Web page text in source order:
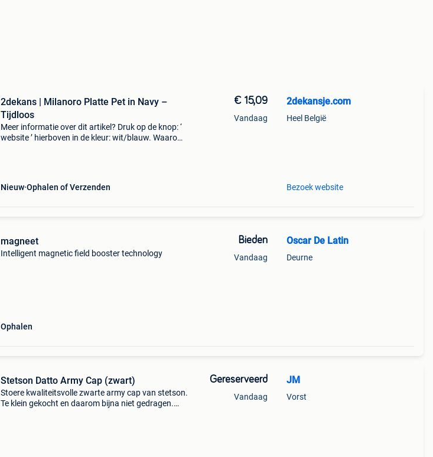
2dekans | Milanoro Platte Pet in Navy –
Tijdloos
Meer informatie over dit artikel? Druk op de knop: ‘
website ’ hierboven in de kleur: wit/blauw. Waarom
Nieuw Ophalen of Verzenden
€ 15,09
Vandaag
2dekansje.com
Heel België
Bezoek website
magneet
Intelligent magnetic field booster technology
Ophalen
Bieden
Vandaag
Oscar De Latin
Deurne
Stetson Datto Army Cap (zwart)
Stoere kwaliteitsvolle zwarte army cap van stetson.
Te klein gekocht en daarom bijna niet gedragen.
Gereserveerd
Vandaag
JM
Vorst